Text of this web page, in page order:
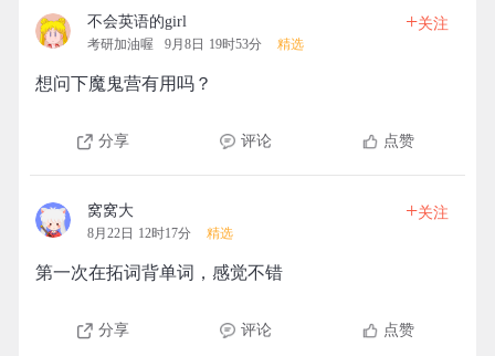
不会英语的girl
考研加油喔 9月8日 19时53分 精选
+关注
想问下魔鬼营有用吗？
分享 评论 点赞
窝窝大
8月22日 12时17分 精选
+关注
第一次在拓词背单词，感觉不错
分享 评论 点赞